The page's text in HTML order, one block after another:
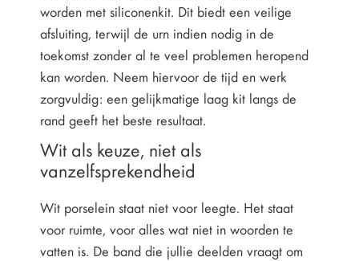
worden met siliconenkit. Dit biedt een veilige
afsluiting, terwijl de urn indien nodig in de
toekomst zonder al te veel problemen heropend
kan worden. Neem hiervoor de tijd en werk
zorgvuldig: een gelijkmatige laag kit langs de
rand geeft het beste resultaat.
Wit als keuze, niet als
vanzelfsprekendheid
Wit porselein staat niet voor leegte. Het staat
voor ruimte, voor alles wat niet in woorden te
vatten is. De band die jullie deelden vraagt om